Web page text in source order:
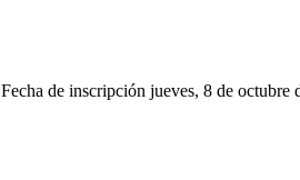
Fecha de inscripción jueves, 8 de octubre